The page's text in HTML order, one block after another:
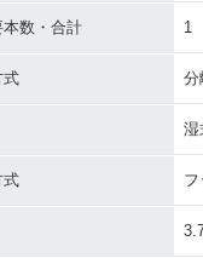
数・合計 1
式 分
湿
式 フ